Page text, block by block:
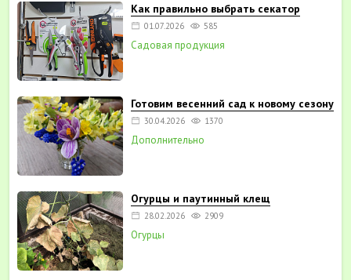
Как правильно выбрать секатор
01.07.2026 585
Садовая продукция
Готовим весенний сад к новому сезону
30.04.2026 1370
Дополнительно
Огурцы и паутинный клещ
28.02.2026 2909
Огурцы